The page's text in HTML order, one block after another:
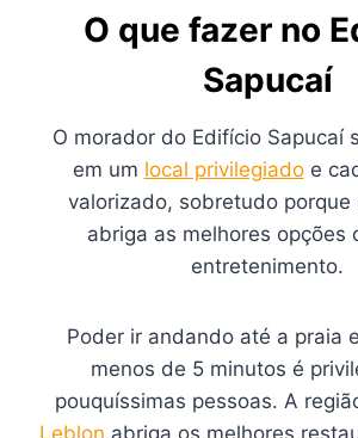
O que fazer no
Sapucaí
O morador do Edifício Sapucaí
em um local privilegiadoe
valorizado, sobretudo porque
abriga as melhores opções
entretenimento.
Poder ir andando até a praia
menos de 5 minutos é
pouquíssimas pessoas. A
Leblon abriga os melhores